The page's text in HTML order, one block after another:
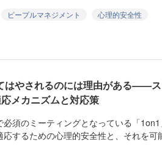
ピープルマネジメント
心理的安全性
はやされるのには理由がある——
メカニズムと対応策
須のミーティングとなっている「
応するための心理的安全性と、それを可